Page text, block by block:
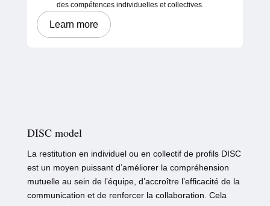
des compétences individuelles et collectives.
Learn more
DISC model
La restitution en individuel ou en collectif de profils DISC
est un moyen puissant d’améliorer la compréhension
mutuelle au sein de l’équipe, d’accroître l’efficacité de la
communication et de renforcer la collaboration. Cela